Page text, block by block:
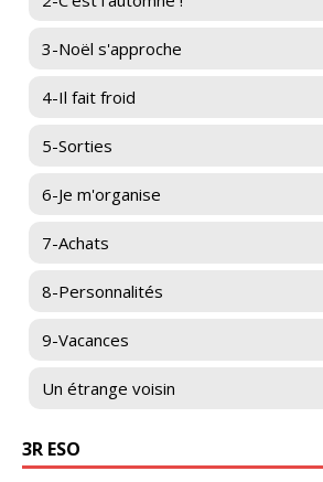
3-Noël s'approche
4-Il fait froid
5-Sorties
6-Je m'organise
7-Achats
8-Personnalités
9-Vacances
Un étrange voisin
3R ESO